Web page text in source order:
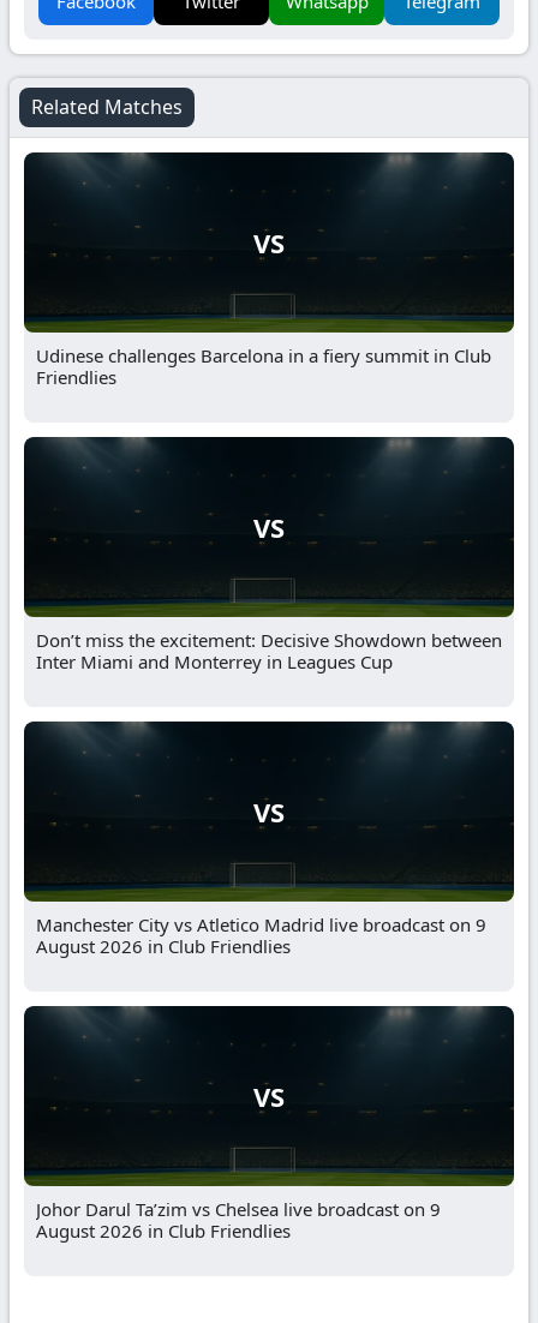
Related Matches
VS
Udinese challenges Barcelona in a fiery summit in Club
Friendlies
VS
Don’t miss the excitement: Decisive Showdown between
Inter Miami and Monterrey in Leagues Cup
VS
Manchester City vs Atletico Madrid live broadcast on 9
August 2026 in Club Friendlies
VS
Johor Darul Ta’zim vs Chelsea live broadcast on 9
August 2026 in Club Friendlies